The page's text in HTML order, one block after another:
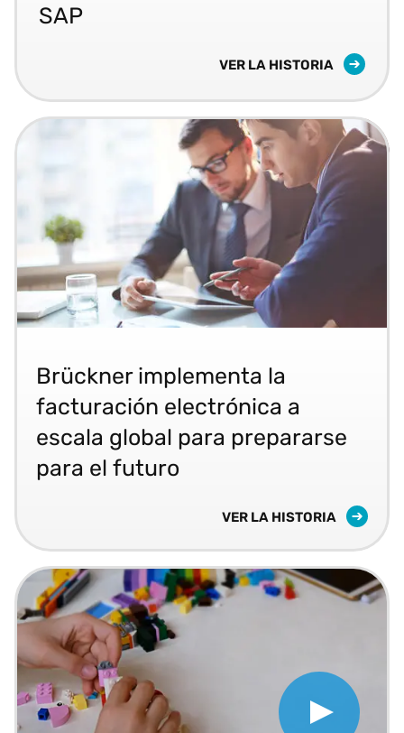
SAP
NOVARTIS CONSIGUE UNA
VER LA HISTORIA
Brückner implementa la
facturación electrónica a
escala global para prepararse
para el futuro
BRÜCKNER IMPLEMENTA
VER LA HISTORIA
Play How LEGO Put the